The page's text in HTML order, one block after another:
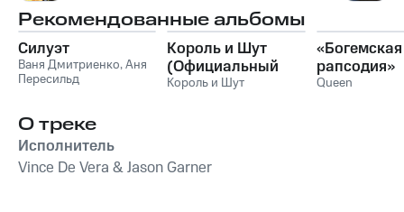
Рекомендованные альбомы
Силуэт
Ваня Дмитриенко,Аня
Пересильд
Король и Шут
(Официальный
саундтрек), Часть
Король и Шут
«Богемская
рапсодия»
Queen
О треке
Исполнитель
Vince De Vera & Jason Garner